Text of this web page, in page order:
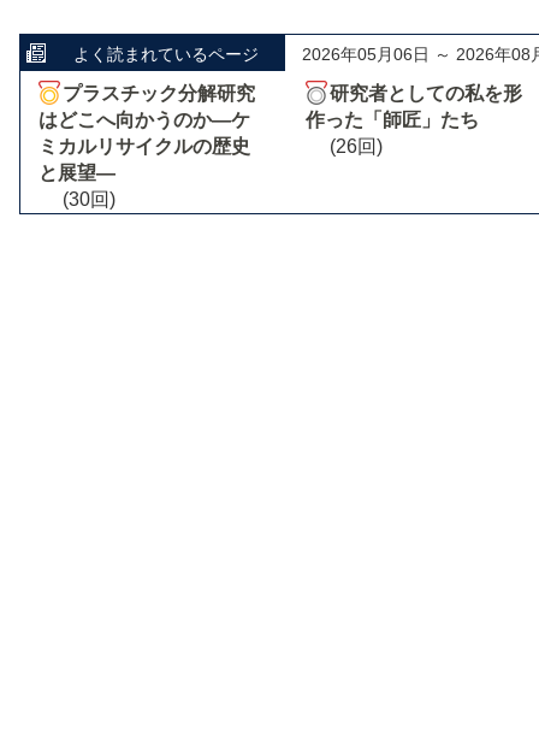
よく読まれているページ 2026年05月06日 ～ 2026年08
プラスチック分解研究
はどこへ向かうのか―ケ
ミカルリサイクルの歴史
と展望―
(30回)
研究者としての私を形
作った「師匠」たち
(26回)